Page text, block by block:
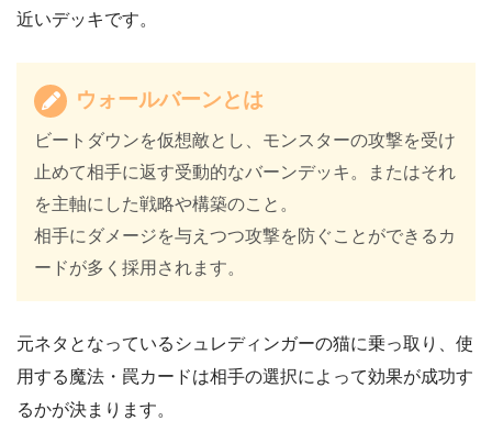
近いデッキです。
ウォールバーンとは
ビートダウンを仮想敵とし、モンスターの攻撃を受け
止めて相手に返す受動的なバーンデッキ。またはそれ
を主軸にした戦略や構築のこと。
相手にダメージを与えつつ攻撃を防ぐことができるカ
ードが多く採用されます。
元ネタとなっているシュレディンガーの猫に乗っ取り、使
用する魔法・罠カードは相手の選択によって効果が成功す
るかが決まります。